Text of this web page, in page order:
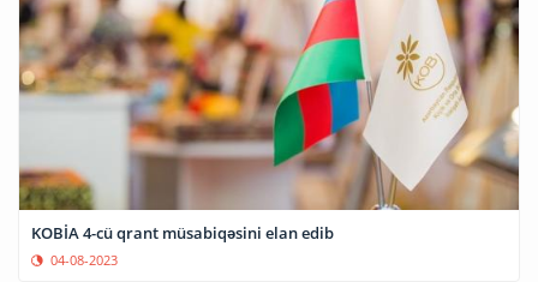
KOBİA 4-cü qrant müsabiqəsini elan edib
04-08-2023